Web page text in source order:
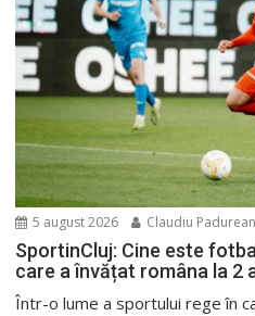
5 august 2026 Claudiu Padurean
SportinCluj: Cine este
care a învățat româna la 2
Într-o lume a sportului rege în